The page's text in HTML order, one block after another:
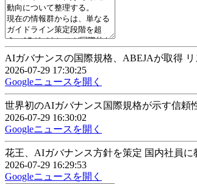
AIガバナンスの国際規格、ABEJAが取得
2026-07-29 17:30:25
Googleニュースを開く
世界初のAIガバナンス国際規格が示す信頼
2026-07-29 16:30:02
Googleニュースを開く
花王、AIガバナンス方針を策定 国内社員に
2026-07-29 16:29:53
Googleニュースを開く